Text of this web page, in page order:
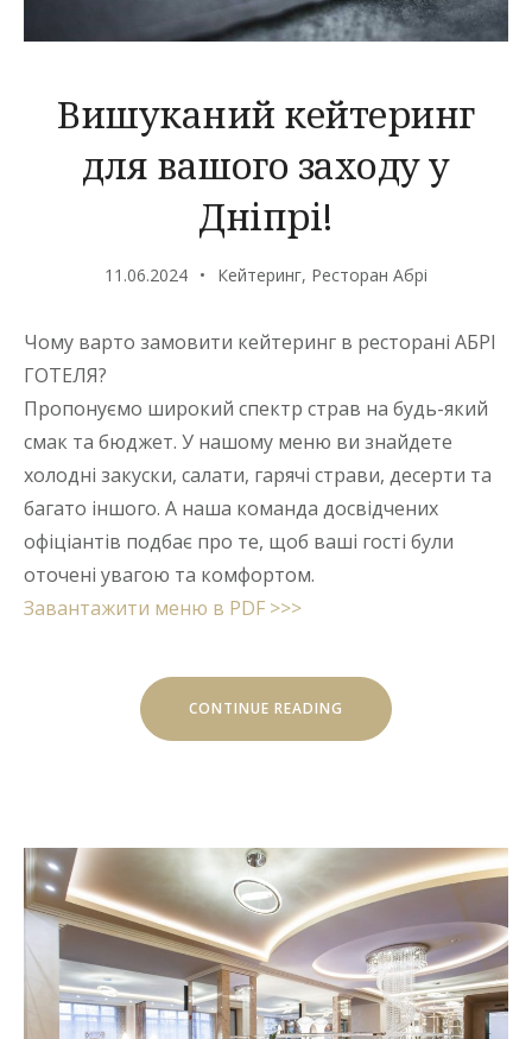
Вишуканий кейтеринг
для вашого заходу у
Дніпрі!
11.06.2024 Кейтеринг, Ресторан Абрі
Чому варто замовити кейтеринг в ресторані АБРІ
ГОТЕЛЯ?
Пропонуємо широкий спектр страв на будь-який
смак та бюджет. У нашому меню ви знайдете
холодні закуски, салати, гарячі страви, десерти та
багато іншого. А наша команда досвідчених
офіціантів подбає про те, щоб ваші гості були
оточені увагою та комфортом.
Завантажити меню в PDF >>>
CONTINUE READING “ВИШУКАНИЙ
КЕЙТЕРИНГ
ДЛЯ